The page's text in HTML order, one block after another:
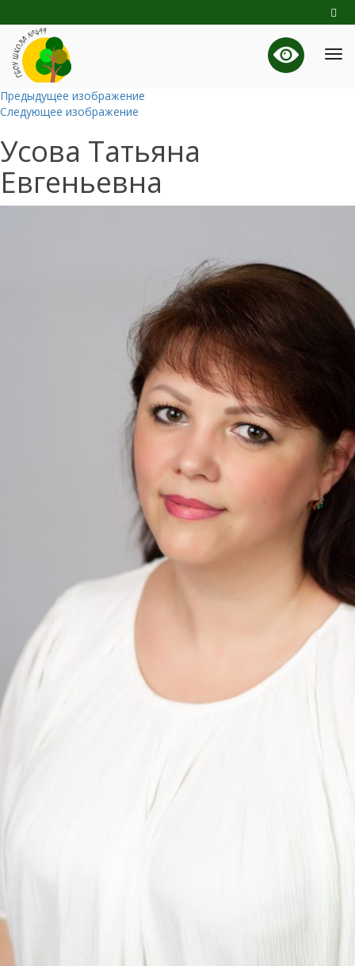
Предыдущее изображение
Следующее изображение
Усова Татьяна
Евгеньевна